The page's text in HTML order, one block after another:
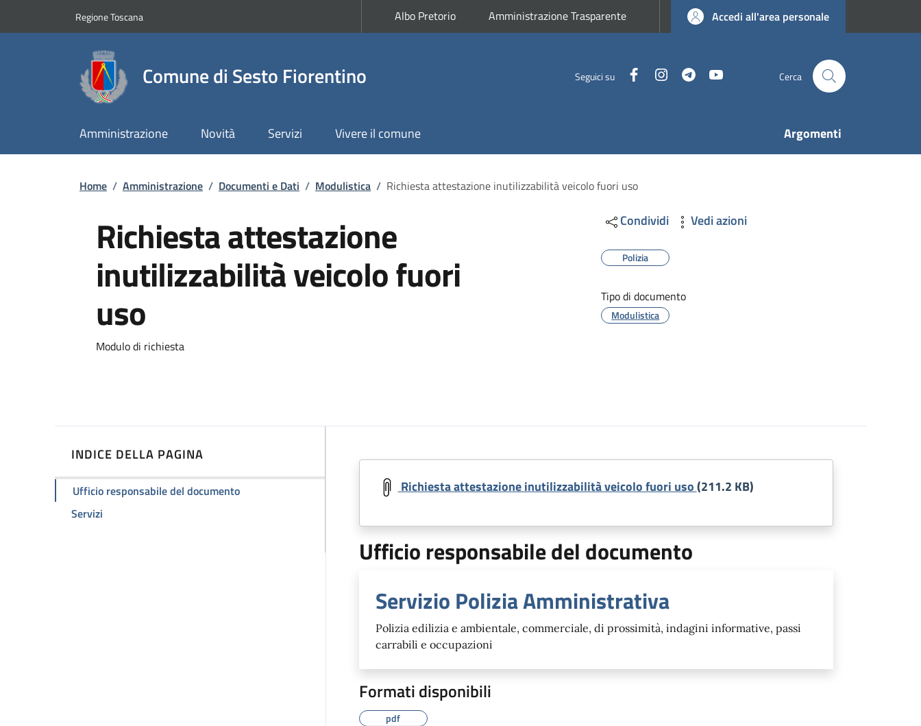
Regione ToscanaSlim top Albo Pretorio Amministrazione Trasparente Accedi all'area personale
Comune di Sesto Fiorentino Seguici su FacebookInstagramTelegram Cerca
Amministrazione Novità Servizi Vivere il comune Argomenti
Briciole di pane
Home / Amministrazione / Documenti e Dati / Modulistica / Richiesta attestazione inutilizzabilità veicolo fuori uso
Richiesta attestazione
inutilizzabilità veicolo fuori
uso
Dettagli
Modulo di richiesta
Condividi Vedi azioni
Polizia
Tipo di documento
Modulistica
INDICE DELLA PAGINA
Ufficio responsabile del documento
Servizi
Richiesta attestazione inutilizzabilità veicolo fuori uso(211.2 KB)
Ufficio responsabile del documento
Servizio Polizia Amministrativa
Polizia edilizia e ambientale, commerciale, di prossimità, indagini informative, passi
carrabili e occupazioni
Formati disponibili
pdf